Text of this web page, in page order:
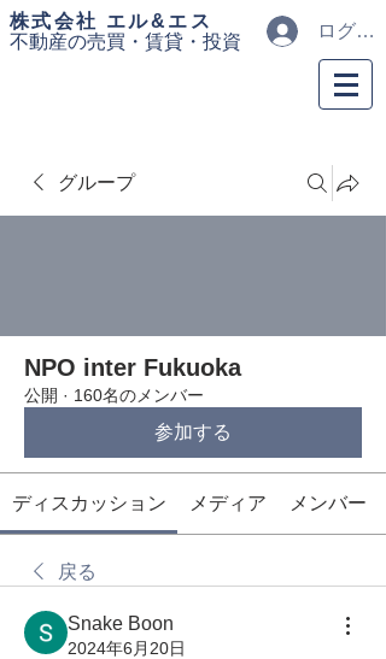
​株式会社 エル&エス
不動産の売買・ 賃貸・投資
ログイン
グループ
NPO inter Fukuoka
公開 · 160名のメンバー
参加する
ディスカッション メディア メンバー
戻る
Snake Boon
2024年6月20日